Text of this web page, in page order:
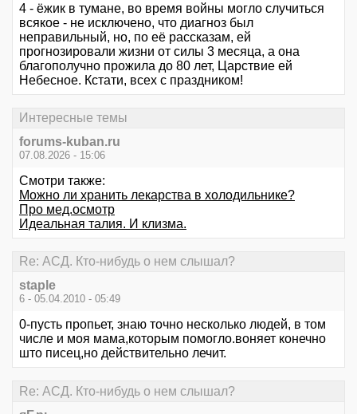
4 - ёжик в тумане, во время войны могло случиться
всякое - не исключено, что диагноз был
неправильный, но, по её рассказам, ей
прогнозировали жизни от силы 3 месяца, а она
благополучно прожила до 80 лет, Царствие ей
Небесное. Кстати, всех с праздником!
Интересные темы
forums-kuban.ru
07.08.2026 - 15:06
Смотри также:
Можно ли хранить лекарства в холодильнике?
Про мед.осмотр
Идеальная талия. И клизма.
Re: АСД. Кто-нибудь о нем слышал?
staple
6 - 05.04.2010 - 05:49
0-пусть пропьет, знаю точно несколько людей, в том
числе и моя мама,которым помогло.воняет конечно
што писец,но действительно лечит.
Re: АСД. Кто-нибудь о нем слышал?